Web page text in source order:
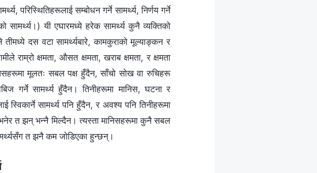
परिस्थितिहरूलाई सम्बोधन गर्ने सामर्थ्य, निर्णय गर्ने
सामर्थ्य।) यी एघारमध्ये हरेक सामर्थ्य कुनै व्यक्तिको
दस वटा सामर्थ्यबारे, कामकुराको मूल्याङ्कन र
राम्रो क्षमता, औसत क्षमता, खराब क्षमता, र क्षमता
मूलतः सबल पक्ष हुँदैन, साँचो सोख वा रुचिहरू
गर्ने सामर्थ्य हुँदैन। तिनीहरूमा मानिस, घटना र
स्विकार्ने सामर्थ्य पनि हुँदैन, र अवश्य पनि तिनीहरूमा
भनेर त झन् भन्‍नै मिल्दैन। त्यस्ता मानिसहरूमा कुनै सबल
त झनै कम जोडिएका हुन्छन्।